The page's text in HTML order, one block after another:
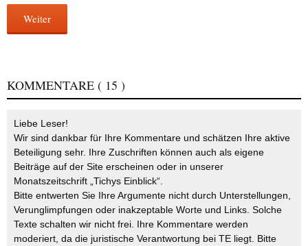
Weiter
KOMMENTARE ( 15 )
Liebe Leser!
Wir sind dankbar für Ihre Kommentare und schätzen Ihre aktive
Beteiligung sehr. Ihre Zuschriften können auch als eigene
Beiträge auf der Site erscheinen oder in unserer
Monatszeitschrift „Tichys Einblick“.
Bitte entwerten Sie Ihre Argumente nicht durch Unterstellungen,
Verunglimpfungen oder inakzeptable Worte und Links. Solche
Texte schalten wir nicht frei. Ihre Kommentare werden
moderiert, da die juristische Verantwortung bei TE liegt. Bitte